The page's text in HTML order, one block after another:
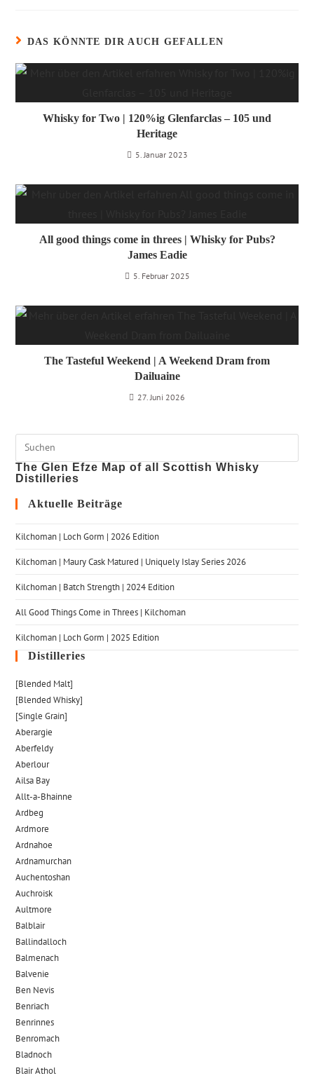
DAS KÖNNTE DIR AUCH GEFALLEN
Whisky for Two | 120%ig Glenfarclas – 105 und
Heritage
5. Januar 2023
All good things come in threes | Whisky for Pubs?
James Eadie
5. Februar 2025
The Tasteful Weekend | A Weekend Dram from
Dailuaine
27. Juni 2026
The Glen Efze Map of all Scottish Whisky
Distilleries
Aktuelle Beiträge
Kilchoman | Loch Gorm​ | 2026 Edition
Kilchoman | Maury Cask Matured | Uniquely Islay Series 2026
Kilchoman | Batch Strength | 2024 Edition
All Good Things Come in Threes | Kilchoman
Kilchoman | Loch Gorm​ | 2025 Edition
Distilleries
[Blended Malt]
[Blended Whisky]
[Single Grain]
Aberargie
Aberfeldy
Aberlour
Ailsa Bay
Allt-a-Bhainne
Ardbeg
Ardmore
Ardnahoe
Ardnamurchan
Auchentoshan
Auchroisk
Aultmore
Balblair
Ballindalloch
Balmenach
Balvenie
Ben Nevis
Benriach
Benrinnes
Benromach
Bladnoch
Blair Athol